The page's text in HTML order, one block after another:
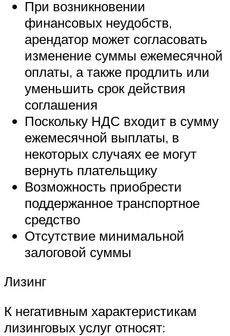
При возникновении
финансовых неудобств,
арендатор может согласовать
изменение суммы ежемесячной
оплаты, а также продлить или
уменьшить срок действия
соглашения
Поскольку НДС входит в сумму
ежемесячной выплаты, в
некоторых случаях ее могут
вернуть плательщику
Возможность приобрести
поддержанное транспортное
средство
Отсутствие минимальной
залоговой суммы
Лизинг
К негативным характеристикам
лизинговых услуг относят: